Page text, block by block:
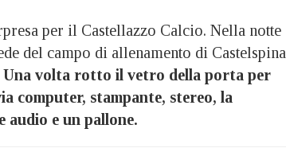
per il Castellazzo Calcio. Nella notte
del campo di allenamento di Castelspina
Una volta rotto il vetro della porta per
computer, stampante, stereo, la
audio e un pallone.